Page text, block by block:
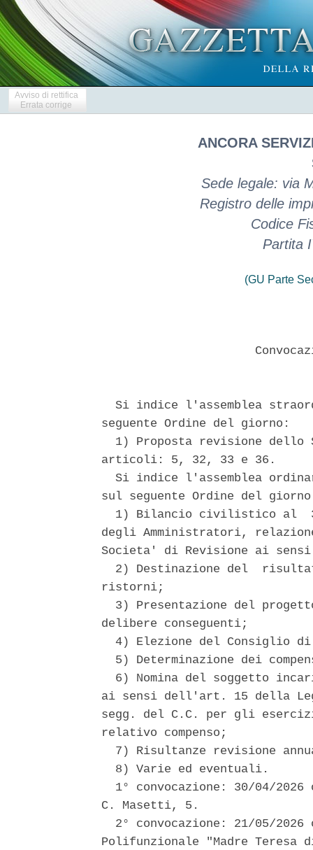
Avviso di rettifica
Errata corrige
ANCORA
Sede legale: via
Registro delle
Codice
Partita
(GU Parte
Si indice l'assemblea
seguente Ordine del giorno:
1) Proposta revisione dello
articoli: 5, 32, 33 e 36.
Si indice l'assemblea
sul seguente Ordine del
1) Bilancio civilistico al
degli Amministratori,
Societa' di Revisione ai
2) Destinazione del
ristorni;
3) Presentazione del
delibere conseguenti;
4) Elezione del Consiglio
5) Determinazione dei
6) Nomina del soggetto
ai sensi dell'art. 15 della
segg. del C.C. per gli
relativo compenso;
7) Risultanze revisione
  8) Varie ed eventuali.
1° convocazione: 30/04/2026
C. Masetti, 5.
2° convocazione: 21/05/2026
Polifunzionale "Madre